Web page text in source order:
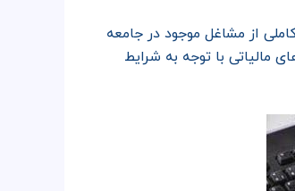
از مشاغل موجود در جامعه
مالیاتی با توجه به شرایط